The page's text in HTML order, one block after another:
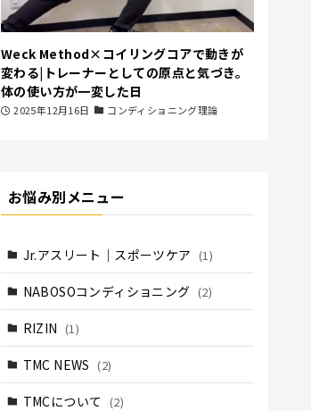
Weck Method×コイリングコアで動きが
変わる|トレーナーとしての原点と気づき。
体の使い方が一変した日
2025年12月16日 コンディショニング理論
お悩み別メニュー
Jr.アスリート｜スポーツケア (1)
NABOSOコンディショニング (2)
RIZIN (1)
TMC NEWS (2)
TMCについて (2)